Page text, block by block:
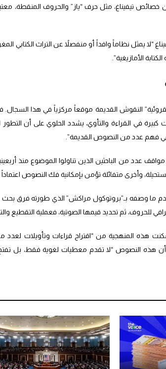
تيفيناغ، مثل حرف “ياز” والحروف المنقطة،
“لا يمثل نظاماً وافداً أو منفصلاً عن التراث الكتابي
الأمازيغية”.
النقوش القديمة موقعاً مركزياً في هذا السجال.
في القراءة والتأوي، يشدد الحلوي على أن التطور
فهم عدد من النصوص القديمة”.
عدد من الباحثين الذين تناولوا الموضوع منذ
وأخرى متفائلة تؤمن بإمكانية فك النصوص اعتماداً
ما وصفه بـ”بروتوكول مراكش” الذي طورته فرق
للحروف، ثم تحديد قيمها الصوتية، فعملية التقطيع
هذه المنهجية من “اقتراح قراءات وتأويلات لعدد
هذه النصوص “لا تقدم معطيات لغوية فقط، بل تفتح